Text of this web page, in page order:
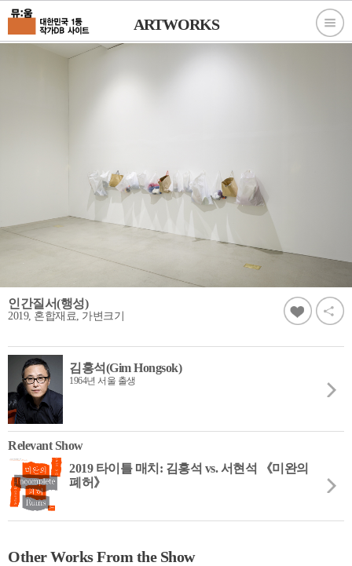
ARTWORKS
인간질서(행성)
2019, 혼합재료, 가변크기
김홍석(Gim Hongsok)
1964년 서울 출생
Relevant Show
2019 타이틀 매치: 김홍석 vs. 서현석 《미완의
폐허》
Other Works From the Show